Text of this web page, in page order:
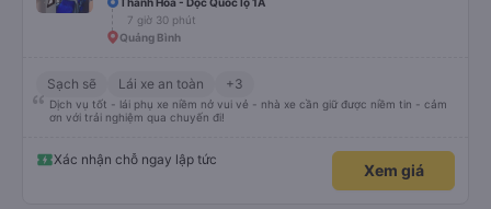
7 giờ 30 phút
Quảng Bình
Sạch sẽ Lái xe an toàn +3
Dịch vụ tốt - lái phụ xe niềm nở vui vẻ - nhà xe cần giữ được niềm tin - cảm
ơn với trải nghiệm qua chuyến đi!
Xác nhận chỗ ngay lập tức
Xem giá